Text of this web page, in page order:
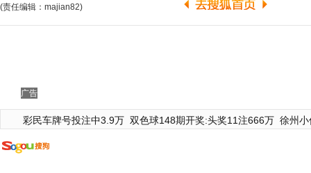
(责任编辑：majian82)
广告
彩民车牌号投注中3.9万 双色球148期开奖:头奖11注666万 徐州